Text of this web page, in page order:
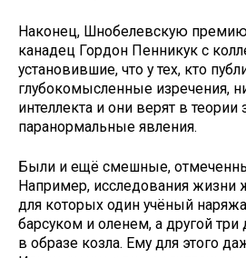
Наконец, Шнобелевскую
канадец Гордон Пенникук с
установившие, что у тех, кто
глубокомысленные изречения,
интеллекта и они верят в теории
паранормальные явления.
Были и ещё смешные,
Например, исследования жизни
для которых один учёный
барсуком и оленем, а другой три
в образе козла. Ему для этого